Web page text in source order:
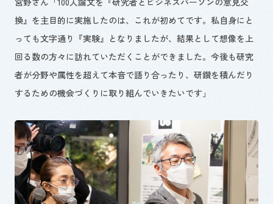
換』を主目的に実施したのは、これが初めてです。私自身にと
っても文字通り『実験』となりましたが、結果として想像を上
回る数の方々に訪れていただくことができました。今後も研究
者が分野や属性を超えて本音で語り合ったり、研鑽を積んだり
するための機会づくりに取り組んでいきたいです」